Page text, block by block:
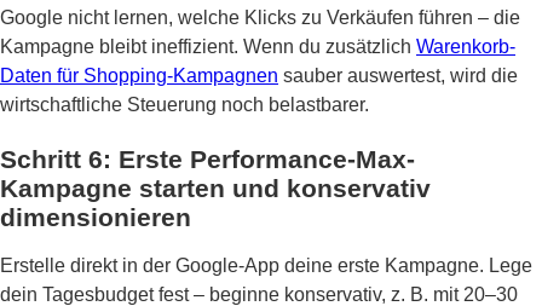
Google nicht lernen, welche Klicks zu Verkäufen führen – die
Kampagne bleibt ineffizient. Wenn du zusätzlich Warenkorb-
Daten für Shopping-Kampagnen sauber auswertest, wird die
wirtschaftliche Steuerung noch belastbarer.
Schritt 6: Erste Performance-Max-
Kampagne starten und konservativ
dimensionieren
Erstelle direkt in der Google-App deine erste Kampagne. Lege
dein Tagesbudget fest – beginne konservativ, z. B. mit 20–30